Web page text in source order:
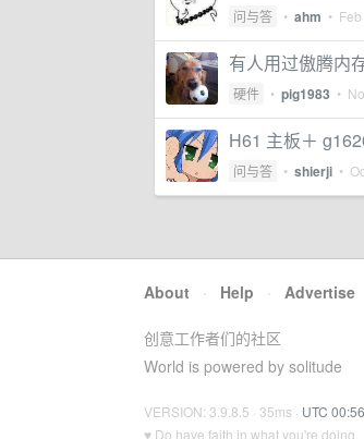
问与答 • ahm •
有人用过傲腾内
硬件 • pig1983 •
H61 主板＋
问与答 • shierji •
About · Help · Advertise
创意工作者们的社区
World is powered by solitude
VERSION: 3.9.8.5 · 35ms · UTC 00:56
♥ Do have faith in what you're doing.